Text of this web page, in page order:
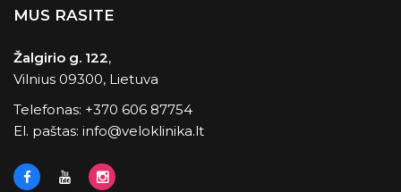
MUS RASITE
Žalgirio g. 122,
Vilnius 09300, Lietuva
Telefonas: +370 606 87754
El. paštas: info@veloklinika.lt